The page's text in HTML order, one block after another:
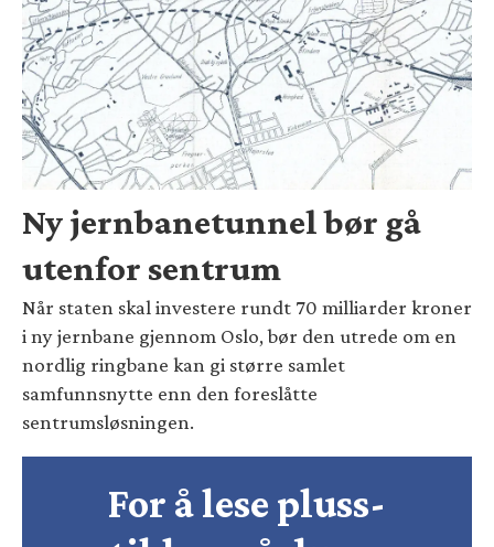
Ny jernbanetunnel bør gå
utenfor sentrum
Når staten skal investere rundt 70 milliarder kroner
i ny jernbane gjennom Oslo, bør den utrede om en
nordlig ringbane kan gi større samlet
samfunnsnytte enn den foreslåtte
sentrumsløsningen.
For å lese pluss-